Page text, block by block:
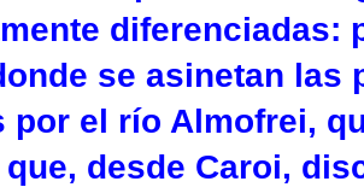
diferenciadas:
se asinetan las
por el río Almofrei,
desde Caroi,